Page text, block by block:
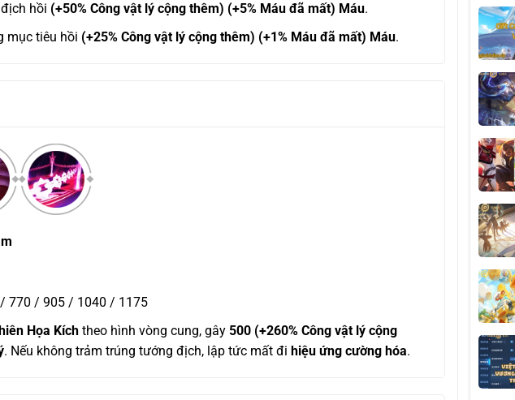
hồi (+50% Công vật lý cộng thêm) (+5% Máu đã mất) Máu.
mục tiêu hồi (+25% Công vật lý cộng thêm) (+1% Máu đã mất) Máu.
770 / 905 / 1040 / 1175
Họa Kích theo hình vòng cung, gây 500 (+260% Công vật lý cộng
. Nếu không trảm trúng tướng địch, lập tức mất đi hiệu ứng cường hóa.